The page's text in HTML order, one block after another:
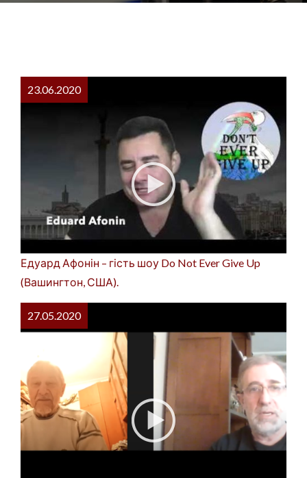
23.06.2020
Едуард Афонін – гість шоу Do Not Ever Give Up
(Вашингтон, США).
27.05.2020